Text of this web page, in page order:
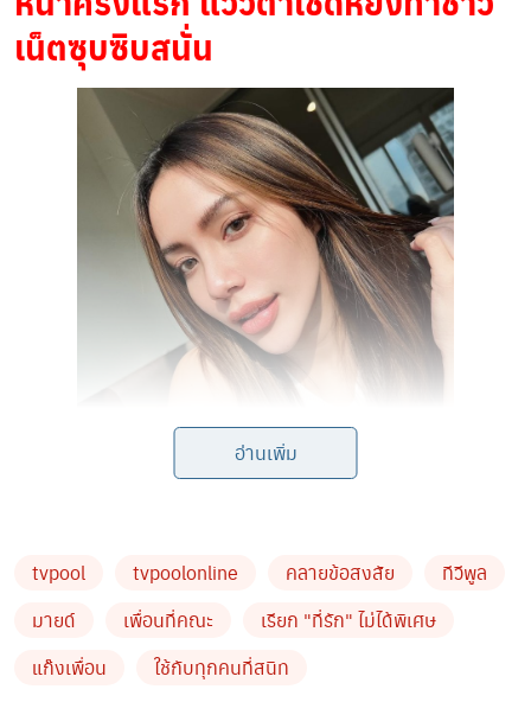
เน็ตซุบซิบสนั่น
ล่าสุด เพื่อเป็นการยืนยันถึงนิสัยน่ารักและเป็นกันเองของ
“มายด์” เหล่าเพื่อนสนิทของนักแสดงสาวต่างพร้อมใจกัน
ภาพหน้าจอแช็ต หรือข้อความที่เคยพูดคุยกับ “มายด์” ซึ่ง
อ่านเพิ่ม
tvpool tvpoolonline คลายข้อสงสัย
ทีวีพูล
มายด์
เพื่อนที่คณะ
เรียก "ที่รัก" ไม่ได้พิเศษ
แก๊งเพื่อน
ใช้กับทุกคนที่สนิท